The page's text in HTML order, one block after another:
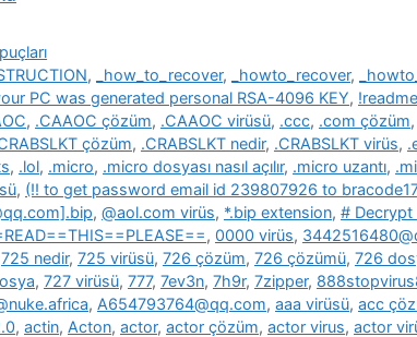
, _how_to_recover, _howto_recover,
PC was generated personal RSA-4096 KEY, !readme
, .CAAOC çözüm, .CAAOC virüsü, .ccc, .com çözüm,
çözüm, .CRABSLKT nedir, .CRABSLKT virüs,
, .lol, .micro, .micro dosyası nasıl açılır, .micro uzantı,
, (!! to get password email id 239807926 to
, @aol.com virüs, *.bip extension, # Decrypt
, 0000 virüs,
725 nedir, 725 virüsü, 726 çözüm, 726 çözümü, 726
, 727 virüsü, 777, 7ev3n, 7h9r, 7zipper,
, A654793764@qq.com, aaa virüsü, acc
, actin, Acton, actor, actor çözüm, actor virus, actor